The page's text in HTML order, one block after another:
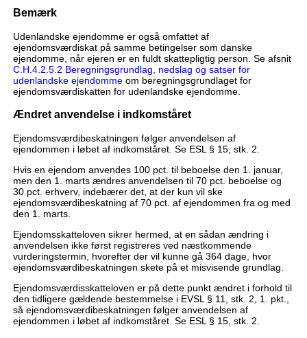
Bemærk
Udenlandske ejendomme er også omfattet af
ejendomsværdiskat på samme betingelser som danske
ejendomme, når ejeren er en fuldt skattepligtig person. Se afsnit
C.H.4.2.5.2 Beregningsgrundlag, nedslag og satser for
udenlandske ejendommeom beregningsgrundlaget for
ejendomsværdiskatten for udenlandske ejendomme.
Ændret anvendelse i indkomståret
Ejendomsværdibeskatningen følger anvendelsen af
ejendommen i løbet af indkomståret. Se ESL § 15, stk. 2.
Hvis en ejendom anvendes 100 pct. til beboelse den 1. januar,
men den 1. marts ændres anvendelsen til 70 pct. beboelse og
30 pct. erhverv, indebærer det, at der kun vil ske
ejendomsværdibeskatning af 70 pct. af ejendommen fra og med
den 1. marts.
Ejendomsskatteloven sikrer hermed, at en sådan ændring i
anvendelsen ikke først registreres ved næstkommende
vurderingstermin, hvorefter der vil kunne gå 364 dage, hvor
ejendomsværdibeskatningen skete på et misvisende grundlag.
Ejendomsværdisskatteloven er på dette punkt ændret i forhold til
den tidligere gældende bestemmelse i EVSL § 11, stk. 2, 1. pkt.,
så ejendomsværdibeskatningen følger anvendelsen af
ejendommen i løbet af indkomståret. Se ESL § 15, stk. 2.